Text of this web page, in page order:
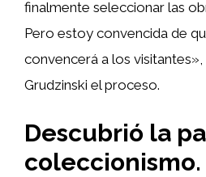
finalmente seleccionar las
Pero estoy convencida de
convencerá a los
Grudzinski el proceso.
Descubrió la
coleccionismo.